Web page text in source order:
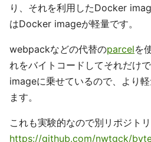
これもgitのタグがつくと自動で
にCIで自動化して人為ミスなどを
npx
npx を使えば以下のように起動で